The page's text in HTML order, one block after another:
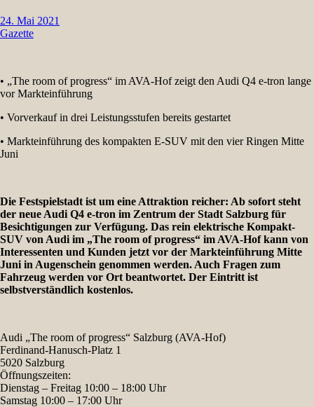
24. Mai 2021
Gazette
• „The room of progress“ im AVA-Hof zeigt den Audi Q4 e-tron lange
vor Markteinführung
• Vorverkauf in drei Leistungsstufen bereits gestartet
• Markteinführung des kompakten E-SUV mit den vier Ringen Mitte
Juni
Die Festspielstadt ist um eine Attraktion reicher: Ab sofort steht
der neue Audi Q4 e-tron im Zentrum der Stadt Salzburg für
Besichtigungen zur Verfügung. Das rein elektrische Kompakt-
SUV von Audi im „The room of progress“ im AVA-Hof kann von
Interessenten und Kunden jetzt vor der Markteinführung Mitte
Juni in Augenschein genommen werden. Auch Fragen zum
Fahrzeug werden vor Ort beantwortet. Der Eintritt ist
selbstverständlich kostenlos.
Audi „The room of progress“ Salzburg (AVA-Hof)
Ferdinand-Hanusch-Platz 1
5020 Salzburg
Öffnungszeiten:
Dienstag – Freitag 10:00 – 18:00 Uhr
Samstag 10:00 – 17:00 Uhr